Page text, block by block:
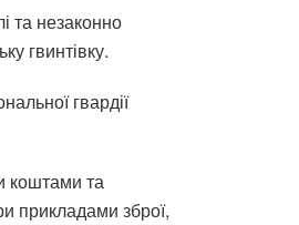
та незаконно
гвинтівку.
гвардії
коштами та
прикладами зброї,